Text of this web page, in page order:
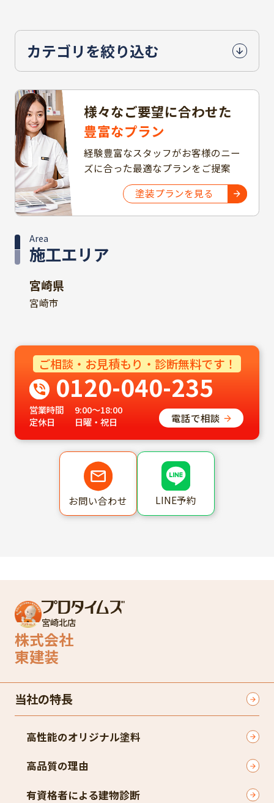
カテゴリを絞り込む
様々なご要望に合わせた
豊富なプラン
経験豊富なスタッフがお客様のニー
ズに合った最適なプランをご提案
塗装プランを見る
施工エリア
Area
宮崎県
宮崎市
ご相談・お見積もり・診断無料です！
0120-040-235
営業時間
9:00～18:00
定休日
日曜・祝日 電話で相談
お問い合わせ LINE予約
宮崎北店
株式会社
東建装
当社の特長
高性能のオリジナル塗料
高品質の理由
有資格者による建物診断